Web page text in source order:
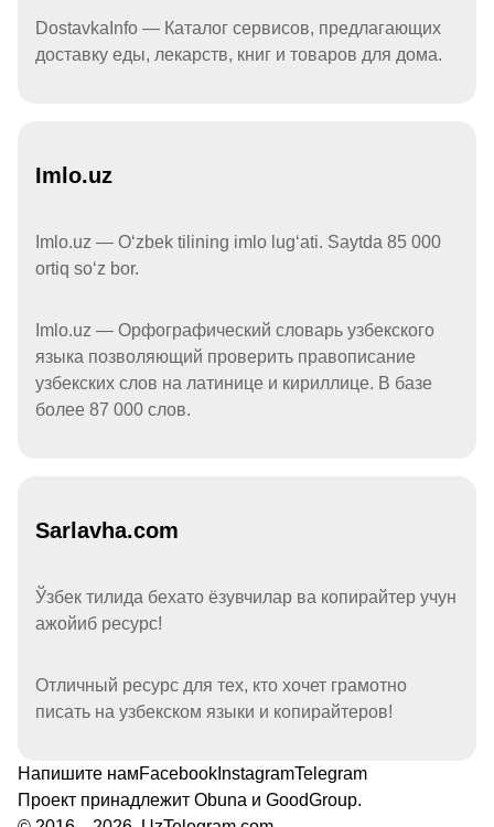
DostavkaInfo — Каталог сервисов, предлагающих
доставку еды, лекарств, книг и товаров для дома.
Imlo.uz
Imlo.uz — Oʻzbek tilining imlo lugʻati. Saytda 85 000
ortiq soʻz bor.
Imlo.uz — Орфографический словарь узбекского
языка позволяющий проверить правописание
узбекских слов на латинице и кириллице. В базе
более 87 000 слов.
Sarlavha.com
Ўзбек тилида бехато ёзувчилар ва копирайтер учун
ажойиб ресурс!
Отличный ресурс для тех, кто хочет грамотно
писать на узбекском языки и копирайтеров!
Напишите намFacebook InstagramTelegram
Проект принадлежит Obuna и GoodGroup.